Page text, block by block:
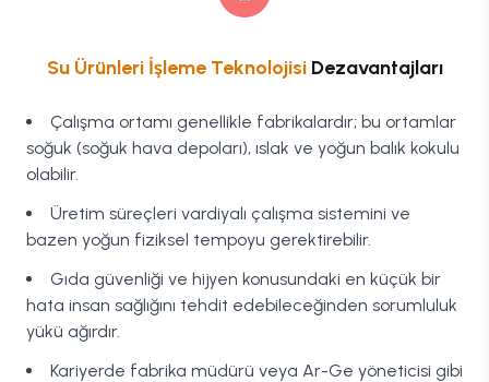
Su Ürünleri İşleme TeknolojisiDezavantajları
Çalışma ortamı genellikle fabrikalardır; bu ortamlar
soğuk (soğuk hava depoları), ıslak ve yoğun balık kokulu
olabilir.
Üretim süreçleri vardiyalı çalışma sistemini ve
bazen yoğun fiziksel tempoyu gerektirebilir.
Gıda güvenliği ve hijyen konusundaki en küçük bir
hata insan sağlığını tehdit edebileceğinden sorumluluk
yükü ağırdır.
Kariyerde fabrika müdürü veya Ar-Ge yöneticisi gibi